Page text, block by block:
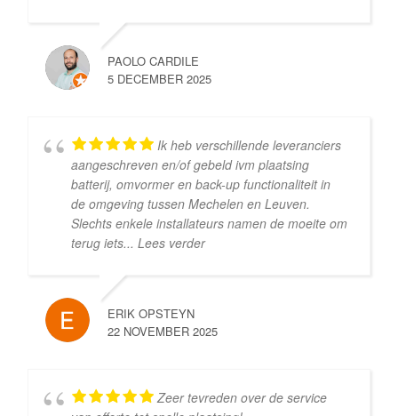
PAOLO CARDILE
5 DECEMBER 2025
Ik heb verschillende leveranciers
aangeschreven en/of gebeld ivm plaatsing
batterij, omvormer en back-up functionaliteit in
de omgeving tussen Mechelen en Leuven.
Slechts enkele installateurs namen de moeite om
terug iets... Lees verder
ERIK OPSTEYN
22 NOVEMBER 2025
Zeer tevreden over de service